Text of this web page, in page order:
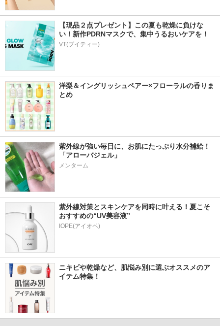
【現品２点プレゼント】この夏も乾燥に負けな
い！新作PDRNマスクで、集中うるおいケアを！
VT(ブイティー)
洋梨＆イングリッシュペアー×フローラルの香りま
とめ
紫外線が強い毎日に、お肌にたっぷり水分補給！
「アローバジェル」
メンターム
紫外線対策とスキンケアを同時に叶える！夏こそ
おすすめの“UV美容液”
IOPE(アイオペ)
ニキビや乾燥など、肌悩み別に選ぶオススメのア
イテム特集！